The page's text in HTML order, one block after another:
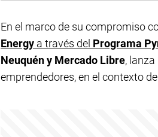
En el marco de su compromiso
Energy a través del Programa
Neuquén y Mercado Libre,
emprendedores, en el contexto